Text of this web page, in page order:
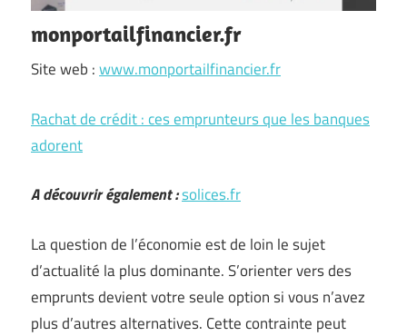
monportailfinancier.fr
Site web :www.monportailfinancier.fr
Rachat de crédit : ces emprunteurs que les banques
adorent
A découvrir également :solices.fr
La question de l’économie est de loin le sujet
d’actualité la plus dominante. S’orienter vers des
emprunts devient votre seule option si vous n’avez
plus d’autres alternatives. Cette contrainte peut